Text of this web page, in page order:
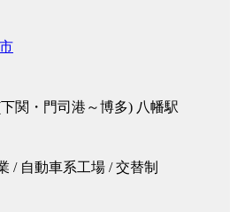
関・門司港～博多) 八幡駅
/ 自動車系工場 / 交替制